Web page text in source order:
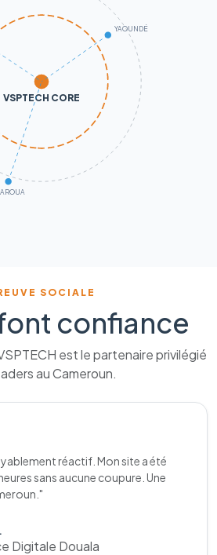
VSPTECH CORE
YAOUNDÉ
SOCIALE
confiance
est le partenaire privilégié
au Cameroun.
réactif. Mon site a été
sans aucune coupure. Une
Digitale Douala